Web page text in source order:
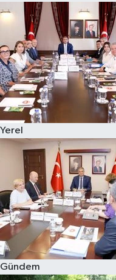
Yerel
Gündem
Siyaset
Spor
Yaşam
Yerel Yönetimler
Yurttan